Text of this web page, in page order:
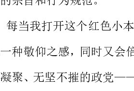
自己与《党章》所要求的之间的差距。